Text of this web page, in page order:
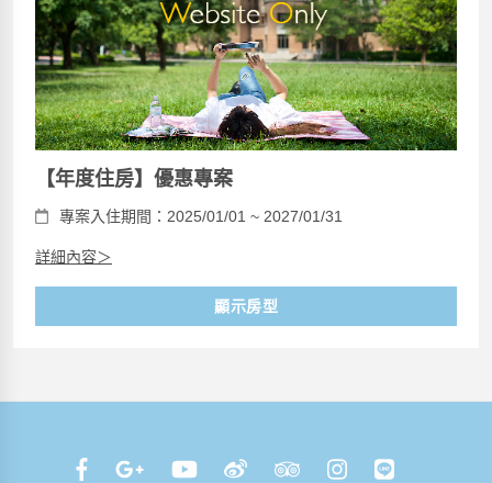
【年度住房】優惠專案
專案入住期間：2025/01/01 ~ 2027/01/31
詳細內容＞
顯示房型